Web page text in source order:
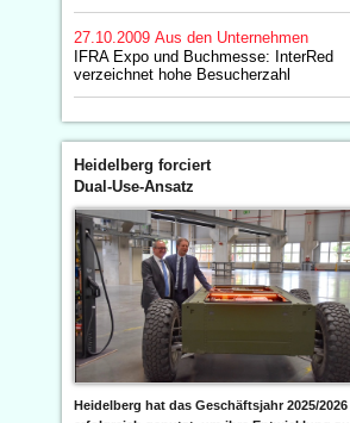
27.10.2009 Aus den Unternehmen
IFRA Expo und Buchmesse: InterRed
verzeichnet hohe Besucherzahl
Heidelberg forciert
Dual-Use-Ansatz
Heidelberg hat das Geschäftsjahr 2025/2026